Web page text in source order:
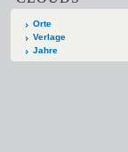
Orte
Verlage
Jahre